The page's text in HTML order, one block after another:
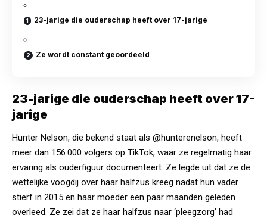
23-jarige die ouderschap heeft over 17-jarige
Ze wordt constant geoordeeld
23-jarige die ouderschap heeft over 17-
jarige
Hunter Nelson, die bekend staat als @hunterenelson, heeft
meer dan 156.000 volgers op TikTok, waar ze regelmatig haar
ervaring als ouderfiguur documenteert. Ze legde uit dat ze de
wettelijke voogdij over haar halfzus kreeg nadat hun vader
stierf in 2015 en haar moeder een paar maanden geleden
overleed. Ze zei dat ze haar halfzus naar ‘pleegzorg’ had